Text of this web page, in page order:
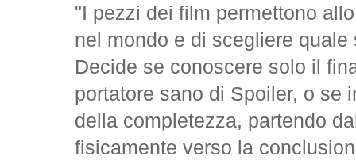
"I pezzi dei film permettono
nel mondo e di scegliere quale
Decide se conoscere solo il
portatore sano di Spoiler, o se
della completezza, partendo
fisicamente verso la